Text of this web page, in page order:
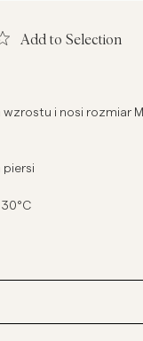
Add to Selection
wzrostu i nosi rozmiar M
piersi